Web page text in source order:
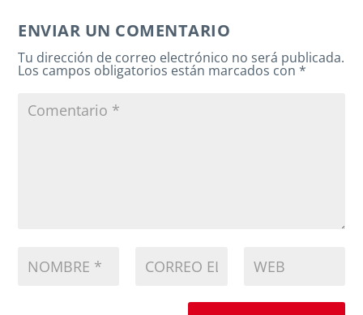
ENVIAR UN COMENTARIO
Tu dirección de correo electrónico no será publicada.
Los campos obligatorios están marcados con*